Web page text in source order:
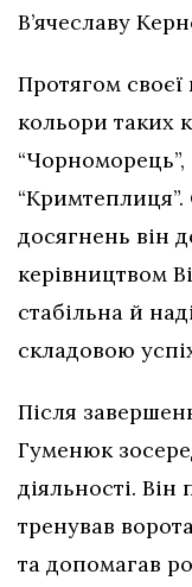
В’ячеславу
Протягом
кольори таких
“Чорноморець”,
досягнень він
керівництвом
стабільна й
складовою
Після
Гуменюк
діяльності.
тренував
та допомагав